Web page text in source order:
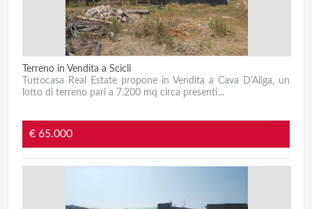
Terreno in Vendita a Scicli
Tuttocasa Real Estate propone in Vendita a Cava D'Aliga, un
lotto di terreno pari a 7.200 mq circa presenti...
€ 65.000